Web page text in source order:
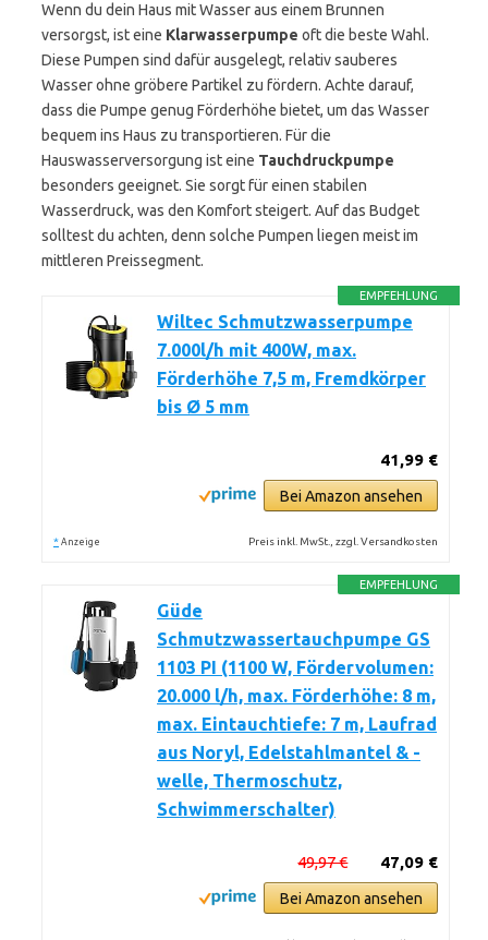
Wenn du dein Haus mit Wasser aus einem Brunnen
versorgst, ist eine Klarwasserpumpe oft die beste Wahl.
Diese Pumpen sind dafür ausgelegt, relativ sauberes
Wasser ohne gröbere Partikel zu fördern. Achte darauf,
dass die Pumpe genug Förderhöhe bietet, um das Wasser
bequem ins Haus zu transportieren. Für die
Hauswasserversorgung ist eine Tauchdruckpumpe
besonders geeignet. Sie sorgt für einen stabilen
Wasserdruck, was den Komfort steigert. Auf das Budget
solltest du achten, denn solche Pumpen liegen meist im
mittleren Preissegment.
EMPFEHLUNG
Wiltec Schmutzwasserpumpe
7.000l/h mit 400W, max.
Förderhöhe 7,5 m, Fremdkörper
bis Ø 5 mm
41,99 €
Bei Amazon ansehen
* Anzeige Preis inkl. MwSt., zzgl. Versandkosten
EMPFEHLUNG
Güde
Schmutzwassertauchpumpe GS
1103 PI (1100 W, Fördervolumen:
20.000 l/h, max. Förderhöhe: 8 m,
max. Eintauchtiefe: 7 m, Laufrad
aus Noryl, Edelstahlmantel & -
welle, Thermoschutz,
Schwimmerschalter)
47,09 €
49,97 €
Bei Amazon ansehen